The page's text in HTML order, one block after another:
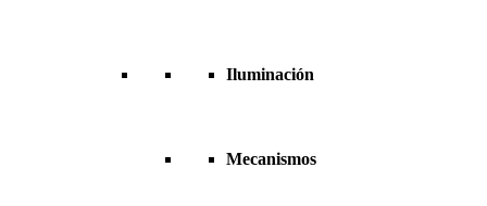
Iluminación
Mecanismos